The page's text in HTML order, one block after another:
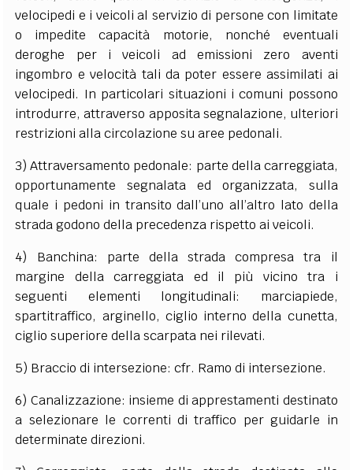
velocipedi e i veicoli al servizio di persone con limitate
o impedite capacità motorie, nonché eventuali
deroghe per i veicoli ad emissioni zero aventi
ingombro e velocità tali da poter essere assimilati ai
velocipedi. In particolari situazioni i comuni possono
introdurre, attraverso apposita segnalazione, ulteriori
restrizioni alla circolazione su aree pedonali.
3) Attraversamento pedonale: parte della carreggiata,
opportunamente segnalata ed organizzata, sulla
quale i pedoni in transito dall’uno all’altro lato della
strada godono della precedenza rispetto ai veicoli.
4) Banchina: parte della strada compresa tra il
margine della carreggiata ed il più vicino tra i
seguenti elementi longitudinali: marciapiede,
spartitraffico, arginello, ciglio interno della cunetta,
ciglio superiore della scarpata nei rilevati.
5) Braccio di intersezione: cfr. Ramo di intersezione.
6) Canalizzazione: insieme di apprestamenti destinato
a selezionare le correnti di traffico per guidarle in
determinate direzioni.